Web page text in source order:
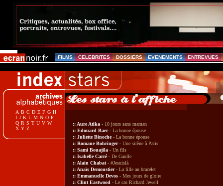
FILMS CELEBRITES DOSSIERS EVENEMENTS ENTREVUES
A B C D E F G H
I J K L M N O P
Q R S T U V W
X Y Z
:: Aure Atika - 10 jours sans maman
:: Edouard Baer- La bonne épouse
:: Juliette Binoche- La bonne épouse
:: Romane Bohringer- Une sirène à Paris
:: Sami Bouajila - Un fils
:: Isabelle Carré- De Gaulle
:: Alain Chabat - #Jesuislà
:: Anaïs Demoustier- La fille au bracelet
:: Emmanuelle Devos - Mes jours de gloire
:: Clint Eastwood - Le cas Richard Jewell